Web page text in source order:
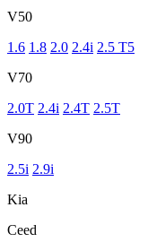
V50
1.6 1.8 2.0 2.4i 2.5 T5
V70
2.0T 2.4i 2.4T 2.5T
V90
2.5i 2.9i
Kia
Ceed